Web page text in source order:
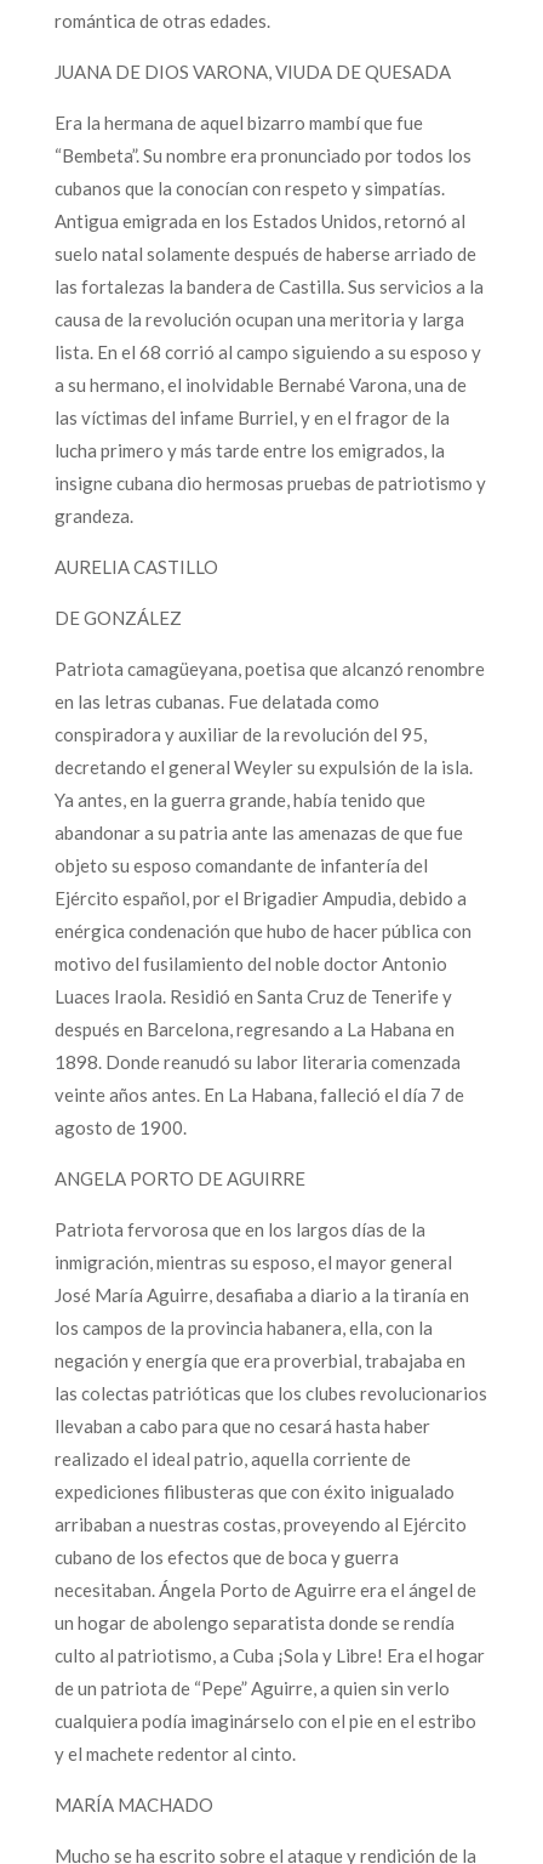
romántica de otras edades.
JUANA DE DIOS VARONA, VIUDA DE QUESADA
Era la hermana de aquel bizarro mambí que fue
“Bembeta”. Su nombre era pronunciado por todos los
cubanos que la conocían con respeto y simpatías.
Antigua emigrada en los Estados Unidos, retornó al
suelo natal solamente después de haberse arriado de
las fortalezas la bandera de Castilla. Sus servicios a la
causa de la revolución ocupan una meritoria y larga
lista. En el 68 corrió al campo siguiendo a su esposo y
a su hermano, el inolvidable Bernabé Varona, una de
las víctimas del infame Burriel, y en el fragor de la
lucha primero y más tarde entre los emigrados, la
insigne cubana dio hermosas pruebas de patriotismo y
grandeza.
AURELIA CASTILLO
DE GONZÁLEZ
Patriota camagüeyana, poetisa que alcanzó renombre
en las letras cubanas. Fue delatada como
conspiradora y auxiliar de la revolución del 95,
decretando el general Weyler su expulsión de la isla.
Ya antes, en la guerra grande, había tenido que
abandonar a su patria ante las amenazas de que fue
objeto su esposo comandante de infantería del
Ejército español, por el Brigadier Ampudia, debido a
enérgica condenación que hubo de hacer pública con
motivo del fusilamiento del noble doctor Antonio
Luaces Iraola. Residió en Santa Cruz de Tenerife y
después en Barcelona, regresando a La Habana en
1898. Donde reanudó su labor literaria comenzada
veinte años antes. En La Habana, falleció el día 7 de
agosto de 1900.
ANGELA PORTO DE AGUIRRE
Patriota fervorosa que en los largos días de la
inmigración, mientras su esposo, el mayor general
José María Aguirre, desafiaba a diario a la tiranía en
los campos de la provincia habanera, ella, con la
negación y energía que era proverbial, trabajaba en
las colectas patrióticas que los clubes revolucionarios
llevaban a cabo para que no cesará hasta haber
realizado el ideal patrio, aquella corriente de
expediciones filibusteras que con éxito inigualado
arribaban a nuestras costas, proveyendo al Ejército
cubano de los efectos que de boca y guerra
necesitaban. Ángela Porto de Aguirre era el ángel de
un hogar de abolengo separatista donde se rendía
culto al patriotismo, a Cuba ¡Sola y Libre! Era el hogar
de un patriota de “Pepe” Aguirre, a quien sin verlo
cualquiera podía imaginárselo con el pie en el estribo
y el machete redentor al cinto.
MARÍA MACHADO
Mucho se ha escrito sobre el ataque y rendición de la